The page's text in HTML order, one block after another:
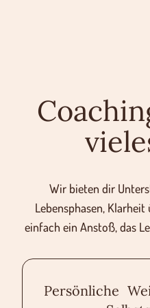
Wir bieten dir
Lebensphasen,
einfach ein Anstoß, das
Persönliche